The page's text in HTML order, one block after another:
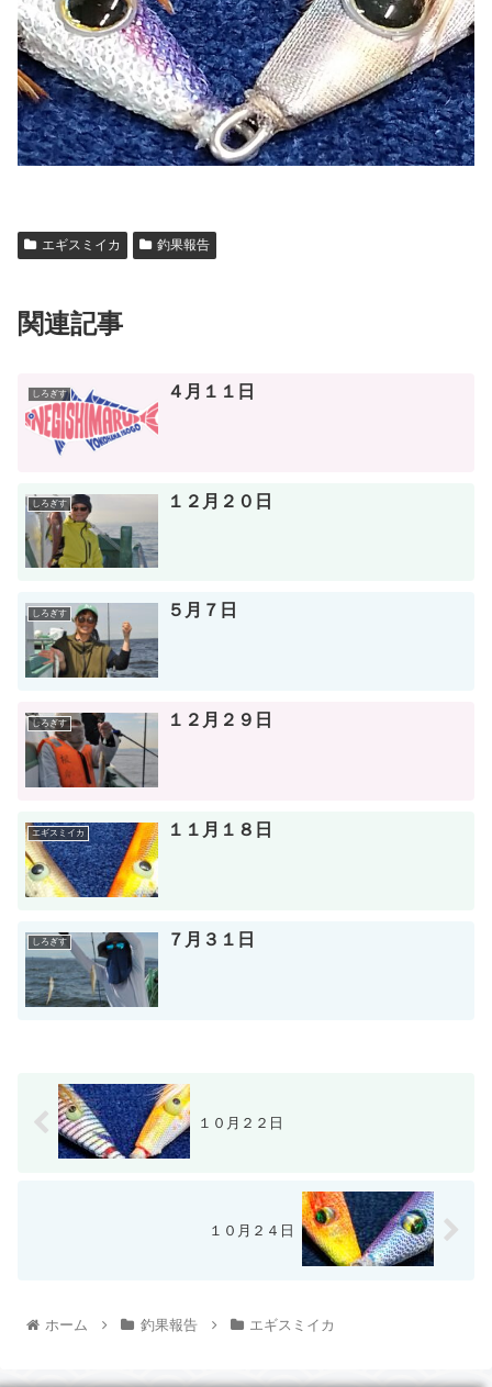
エギスミイカ 釣果報告
関連記事
しろぎす ４月１１日
しろぎす １２月２０日
しろぎす ５月７日
しろぎす １２月２９日
エギスミイカ １１月１８日
しろぎす ７月３１日
１０月２２日
１０月２４日
ホーム 釣果報告 エギスミイカ